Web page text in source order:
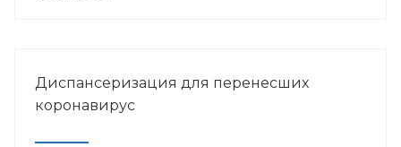
Диспансеризация для перенесших
коронавирус